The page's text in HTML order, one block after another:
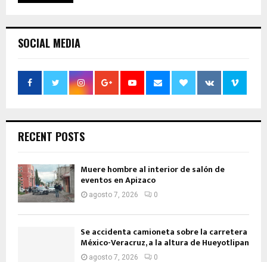
SOCIAL MEDIA
RECENT POSTS
Muere hombre al interior de salón de
eventos en Apizaco
agosto 7, 2026 0
Se accidenta camioneta sobre la carretera
México-Veracruz, a la altura de Hueyotlipan
agosto 7, 2026 0